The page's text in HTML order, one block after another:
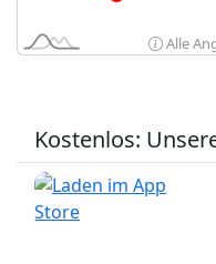
Alle
Kostenlos: